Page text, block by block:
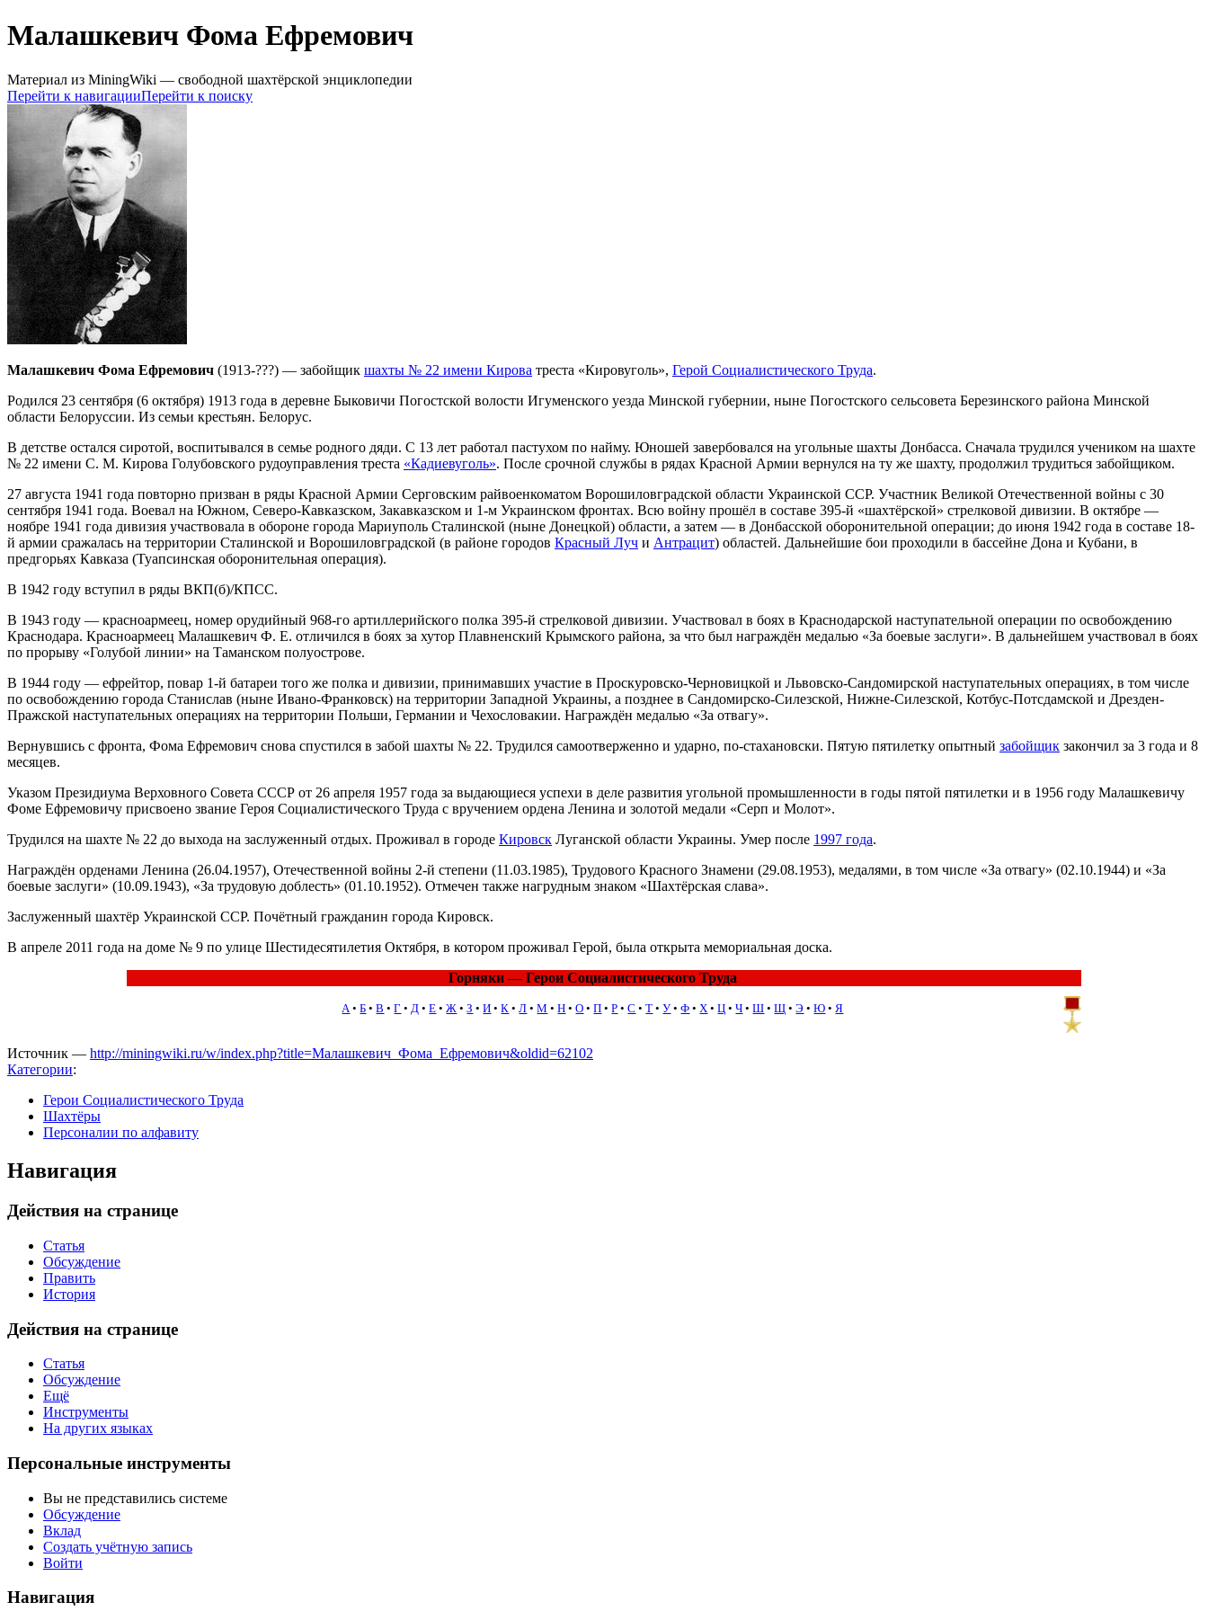
Малашкевич Фома Ефремович
Материал из MiningWiki — свободной шахтёрской энциклопедии
Перейти к навигацииПерейти к поиску
Малашкевич Фома Ефремович (1913-???) — забойщик шахты № 22 имени Кирова треста «Кировуголь», Герой Социалистического Труда.
Родился 23 сентября (6 октября) 1913 года в деревне Быковичи Погостской волости Игуменского уезда Минской губернии, ныне Погостского сельсовета Березинского района Минской
области Белоруссии. Из семьи крестьян. Белорус.
В детстве остался сиротой, воспитывался в семье родного дяди. С 13 лет работал пастухом по найму. Юношей завербовался на угольные шахты Донбасса. Сначала трудился учеником на шахте
№ 22 имени С. М. Кирова Голубовского рудоуправления треста «Кадиевуголь». После срочной службы в рядах Красной Армии вернулся на ту же шахту, продолжил трудиться забойщиком.
27 августа 1941 года повторно призван в ряды Красной Армии Серговским райвоенкоматом Ворошиловградской области Украинской ССР. Участник Великой Отечественной войны с 30
сентября 1941 года. Воевал на Южном, Северо-Кавказском, Закавказском и 1-м Украинском фронтах. Всю войну прошёл в составе 395-й «шахтёрской» стрелковой дивизии. В октябре —
ноябре 1941 года дивизия участвовала в обороне города Мариуполь Сталинской (ныне Донецкой) области, а затем — в Донбасской оборонительной операции; до июня 1942 года в составе 18-
й армии сражалась на территории Сталинской и Ворошиловградской (в районе городов Красный Луч и Антрацит) областей. Дальнейшие бои проходили в бассейне Дона и Кубани, в
предгорьях Кавказа (Туапсинская оборонительная операция).
В 1942 году вступил в ряды ВКП(б)/КПСС.
В 1943 году — красноармеец, номер орудийный 968-го артиллерийского полка 395-й стрелковой дивизии. Участвовал в боях в Краснодарской наступательной операции по освобождению
Краснодара. Красноармеец Малашкевич Ф. Е. отличился в боях за хутор Плавненский Крымского района, за что был награждён медалью «За боевые заслуги». В дальнейшем участвовал в боях
по прорыву «Голубой линии» на Таманском полуострове.
В 1944 году — ефрейтор, повар 1-й батареи того же полка и дивизии, принимавших участие в Проскуровско-Черновицкой и Львовско-Сандомирской наступательных операциях, в том числе
по освобождению города Станислав (ныне Ивано-Франковск) на территории Западной Украины, а позднее в Сандомирско-Силезской, Нижне-Силезской, Котбус-Потсдамской и Дрезден-
Пражской наступательных операциях на территории Польши, Германии и Чехословакии. Награждён медалью «За отвагу».
Вернувшись с фронта, Фома Ефремович снова спустился в забой шахты № 22. Трудился самоотверженно и ударно, по-стахановски. Пятую пятилетку опытный забойщик закончил за 3 года и 8
месяцев.
Указом Президиума Верховного Совета СССР от 26 апреля 1957 года за выдающиеся успехи в деле развития угольной промышленности в годы пятой пятилетки и в 1956 году Малашкевичу
Фоме Ефремовичу присвоено звание Героя Социалистического Труда с вручением ордена Ленина и золотой медали «Серп и Молот».
Трудился на шахте № 22 до выхода на заслуженный отдых. Проживал в городе Кировск Луганской области Украины. Умер после 1997 года.
Награждён орденами Ленина (26.04.1957), Отечественной войны 2-й степени (11.03.1985), Трудового Красного Знамени (29.08.1953), медалями, в том числе «За отвагу» (02.10.1944) и «За
боевые заслуги» (10.09.1943), «За трудовую доблесть» (01.10.1952). Отмечен также нагрудным знаком «Шахтёрская слава».
Заслуженный шахтёр Украинской ССР. Почётный гражданин города Кировск.
В апреле 2011 года на доме № 9 по улице Шестидесятилетия Октября, в котором проживал Герой, была открыта мемориальная доска.
Горняки — Герои Социалистического Труда
А•Б •В •Г •Д •Е •Ж •З •И •К •Л •М •Н •О •П •Р •С •Т •У •Ф •Х •Ц •Ч •Ш •Щ •Э •Ю •Я
Источник — http://miningwiki.ru/w/index.php?title=Малашкевич_Фома_Ефремович&oldid=62102
Категории:
Герои Социалистического Труда
Шахтёры
Персоналии по алфавиту
Навигация
Действия на странице
Статья
Обсуждение
Править
История
Действия на странице
Статья
Обсуждение
Ещё
Инструменты
На других языках
Персональные инструменты
Вы не представились системе
Обсуждение
Вклад
Создать учётную запись
Войти
Навигация